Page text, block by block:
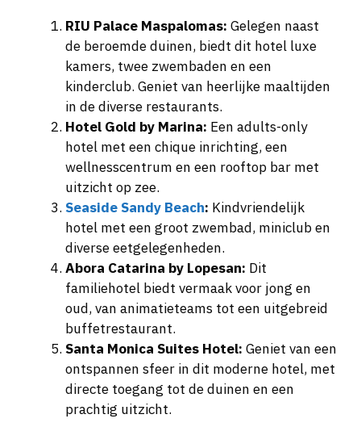
RIU Palace Maspalomas: Gelegen naast
de beroemde duinen, biedt dit hotel luxe
kamers, twee zwembaden en een
kinderclub. Geniet van heerlijke maaltijden
in de diverse restaurants.
Hotel Gold by Marina: Een adults-only
hotel met een chique inrichting, een
wellnesscentrum en een rooftop bar met
uitzicht op zee.
Seaside Sandy Beach: Kindvriendelijk
hotel met een groot zwembad, miniclub en
diverse eetgelegenheden.
Abora Catarina by Lopesan: Dit
familiehotel biedt vermaak voor jong en
oud, van animatieteams tot een uitgebreid
buffetrestaurant.
Santa Monica Suites Hotel: Geniet van een
ontspannen sfeer in dit moderne hotel, met
directe toegang tot de duinen en een
prachtig uitzicht.